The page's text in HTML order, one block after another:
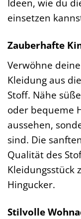
Ideen, wie du
einsetzen
Zauberhafte
Verwöhne
Kleidung aus
Stoff. Nähe
oder bequeme
aussehen,
sind. Die
Qualität des
Kleidungsstück
Hingucker.
Stilvolle